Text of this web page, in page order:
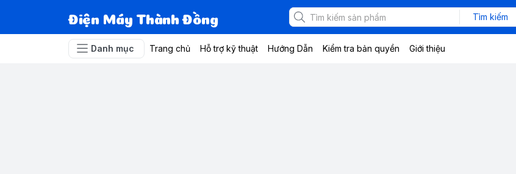
Điện Máy Thành Đồng Tìm kiếm
Danh mục Trang chủ Hỗ trợ kỹ thuật Hướng Dẫn Kiểm tra bản quyền Giới thiệu